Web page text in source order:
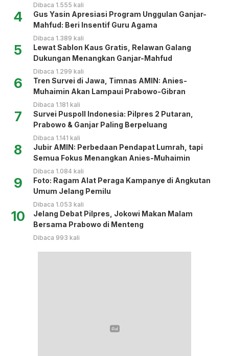
Dibaca 1.555 kali
4
Gus Yasin Apresiasi Program Unggulan Ganjar-
Mahfud: Beri Insentif Guru Agama
Dibaca 1.389 kali
5
Lewat Sablon Kaus Gratis, Relawan Galang
Dukungan Menangkan Ganjar-Mahfud
Dibaca 1.299 kali
6
Tren Survei di Jawa, Timnas AMIN: Anies-
Muhaimin Akan Lampaui Prabowo-Gibran
Dibaca 1.181 kali
7
Survei Puspoll Indonesia: Pilpres 2 Putaran,
Prabowo & Ganjar Paling Berpeluang
Dibaca 1.141 kali
8
Jubir AMIN: Perbedaan Pendapat Lumrah, tapi
Semua Fokus Menangkan Anies-Muhaimin
Dibaca 1.084 kali
9
Foto: Ragam Alat Peraga Kampanye di Angkutan
Umum Jelang Pemilu
Dibaca 1.053 kali
10
Jelang Debat Pilpres, Jokowi Makan Malam
Bersama Prabowo di Menteng
Dibaca 993 kali